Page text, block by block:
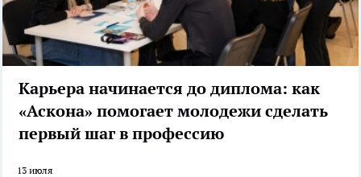
Карьера начинается до диплома: как
«Аскона» помогает молодежи сделать
первый шаг в профессию
13 июля